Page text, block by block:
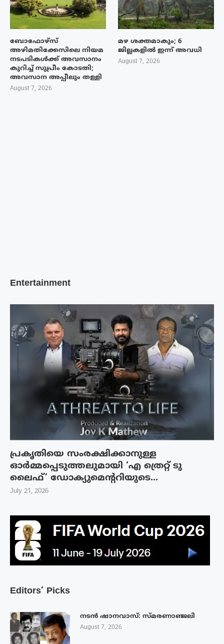
Editors’ Picks
നടൻ ഷാനവാസ്: സ്മരണാഞ്ജലി
August 7, 2026
ബോഫോഴ്‌സ്
അഴിമതിക്കേസിലെ നിയമ
നടപടികൾക്ക് അവസാനം
കുറിച്ച് സുപ്രീം കോടതി;
അവസാന അപ്പീലും തള്ളി
August 7, 2026
മഴ ശക്തമാകും; 6
ജില്ലകളിൽ ഇന്ന് അവധി
August 7, 2026
Entertainment
പ്രകൃതിയെ സംരക്ഷിക്കാനുള്ള
ഓർമ്മപ്പെടുത്തലുമായി ‘എ ത്രെറ്റ് ടു
ലൈഫ്’ ഡോക്യുമെന്ററിയുടെ...
July 21, 2026